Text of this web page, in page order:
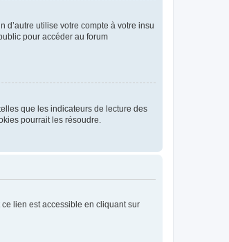
d’autre utilise votre compte à votre insu
pour accéder au forum
que les indicateurs de lecture des
pourrait les résoudre.
lien est accessible en cliquant sur